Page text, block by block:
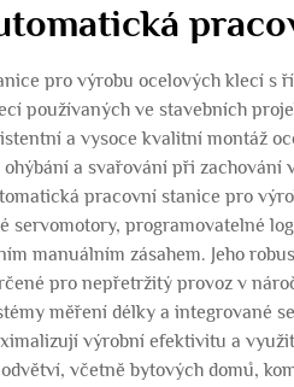
pro výrobu ocelových klecí s
používaných ve stavebních
a vysoce kvalitní montáž
a svařování při
pracovní stanice pro
servomotory, programovatelné
manuálním zásahem. Jeho
pro nepřetržitý provoz v
měření délky a integrované
výrobní efektivitu a
včetně bytových domů,